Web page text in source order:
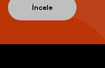
İncele